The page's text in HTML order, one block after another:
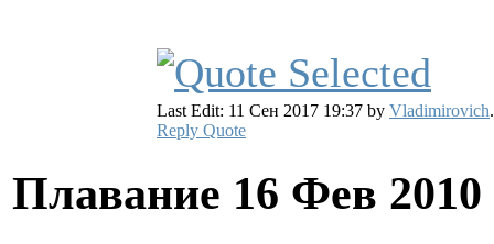
Last Edit: 11 Сен 2017 19:37 by Vladimirovich.
Reply Quote
Плавание 16 Фев